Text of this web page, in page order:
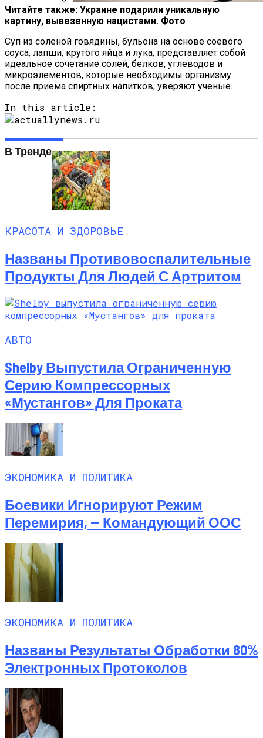
Названы Подержанные Автомобили
Покупают Украинцы
Читайте также: Украине подарили уникальную
картину, вывезенную нацистами. Фото
Суп из соленой говядины, бульона на основе соевого
соуса, лапши, крутого яйца и лука, представляет собой
идеальное сочетание солей, белков, углеводов и
микроэлементов, которые необходимы организму
после приема спиртных напитков, уверяют ученые.
In this article:
В Тренде
КРАСОТА И ЗДОРОВЬЕ
Названы Противовоспалительные
Продукты Для Людей С Артритом
АВТО
Shelby Выпустила Ограниченную
Серию Компрессорных
«Мустангов» Для Проката
ЭКОНОМИКА И ПОЛИТИКА
Боевики Игнорируют Режим
Перемирия, — Командующий ООС
ЭКОНОМИКА И ПОЛИТИКА
Названы Результаты Обработки 80%
Электронных Протоколов